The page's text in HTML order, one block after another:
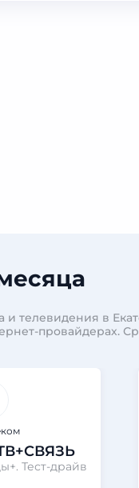
телевидения в
провайдерах.
Тест-драйв